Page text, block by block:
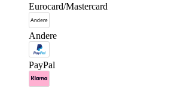
Eurocard/Mastercard
Andere
PayPal